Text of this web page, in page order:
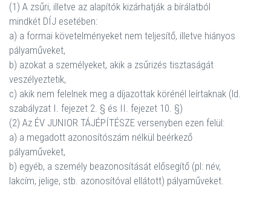
(1) A zsűri, illetve az alapítók kizárhatják a bírálatból
mindkét DÍJ esetében:
a) a formai követelményeket nem teljesítő, illetve hiányos
pályaműveket,
b) azokat a személyeket, akik a zsűrizés tisztaságát
veszélyeztetik,
c) akik nem felelnek meg a díjazottak körénél leírtaknak (ld.
szabályzat I. fejezet 2. § és II. fejezet 10. §)
(2) Az ÉV JUNIOR TÁJÉPÍTÉSZE versenyben ezen felül:
a) a megadott azonosítószám nélkül beérkező
pályaműveket,
b) egyéb, a személy beazonosítását elősegítő (pl: név,
lakcím, jelige, stb. azonosítóval ellátott) pályaműveket.